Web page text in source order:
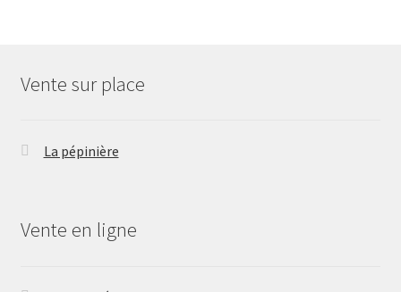
Vente sur place
La pépinière
Vente en ligne